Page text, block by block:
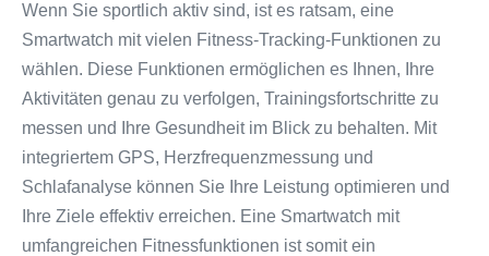
Wenn Sie sportlich aktiv sind, ist es ratsam, eine
Smartwatch mit vielen Fitness-Tracking-Funktionen zu
wählen. Diese Funktionen ermöglichen es Ihnen, Ihre
Aktivitäten genau zu verfolgen, Trainingsfortschritte zu
messen und Ihre Gesundheit im Blick zu behalten. Mit
integriertem GPS, Herzfrequenzmessung und
Schlafanalyse können Sie Ihre Leistung optimieren und
Ihre Ziele effektiv erreichen. Eine Smartwatch mit
umfangreichen Fitnessfunktionen ist somit ein